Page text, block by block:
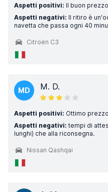
Aspetti positivi: Il buon
Aspetti negativi: Il ritiro è
navetta che passa ogni 40
Citroën C3
MD M. D.
Aspetti positivi: Ottimo
Aspetti negativi: tempi di
lunghi) che alla riconsegna.
Nissan Qashqai